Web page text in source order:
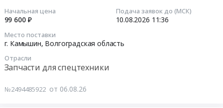
Начальная цена
99 600 ₽
Подача заявок до (МСК)
10.08.2026 11:36
Место поставки
г. Камышин, Волгоградская область
Отрасли
Запчасти для спецтехники
№2494485922 от 06.08.26